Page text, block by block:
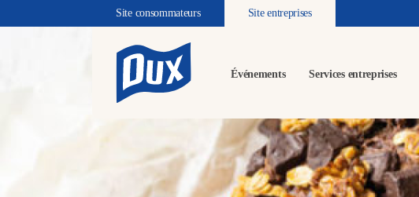
Site consommateurs Site entreprises
Événements Services entreprises